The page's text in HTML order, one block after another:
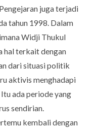
juga terjadi
tahun 1998. Dalam
Widji Thukul
hal terkait dengan
dari situasi politik
aktivis menghadapi
Itu ada periode yang
sendirian.
kembali dengan